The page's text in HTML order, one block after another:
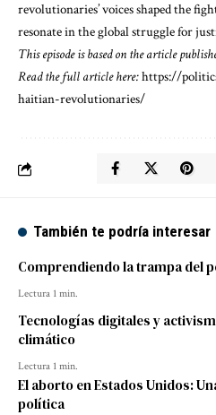
revolutionaries’ voices shaped the
resonate in the global struggle for
This episode is based on the article
Read the full article here:⁠https://
haitian-revolutionaries/
También te podría interesar
Comprendiendo la trampa del
Lectura 1 min.
Tecnologías digitales y
climático
Lectura 1 min.
El aborto en Estados Unidos:
política